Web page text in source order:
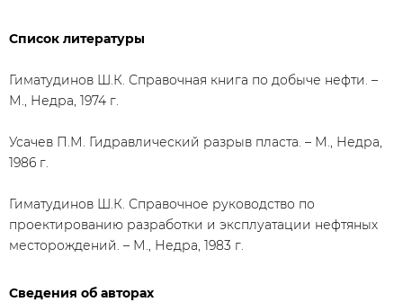
Список литературы
Гиматудинов Ш.К. Справочная книга по добыче нефти. –
М., Недра, 1974 г.
Усачев П.М. Гидравлический разрыв пласта. – М., Недра,
1986 г.
Гиматудинов Ш.К. Справочное руководство по
проектированию разработки и эксплуатации нефтяных
месторождений. – М., Недра, 1983 г.
Сведения об авторах